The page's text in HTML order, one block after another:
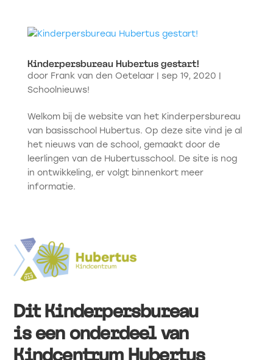
Kinderpersbureau Hubertus gestart!
door Frank van den Oetelaar| sep 19, 2020 |
Schoolnieuws!
Welkom bij de website van het Kinderpersbureau
van basisschool Hubertus. Op deze site vind je al
het nieuws van de school, gemaakt door de
leerlingen van de Hubertusschool. De site is nog
in ontwikkeling, er volgt binnenkort meer
informatie.
Dit Kinderpersbureau
is een onderdeel van
Kindcentrum Hubertus